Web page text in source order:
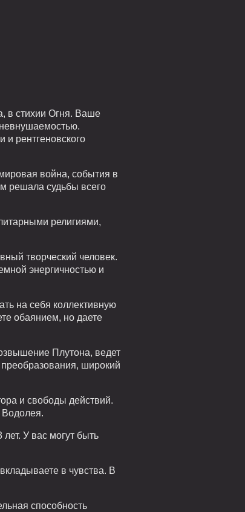
в стихии Огня. Ваше
и рентгеновского
война, события в
решала судьбы всего
религиями,
творческий человек.
энергичностью и
на себя коллективную
обаянием, но даете
Плутона, ведет
широкий
и свободы действий.
У вас могут быть
в чувства. В
способность